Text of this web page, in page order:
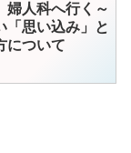
婦人科へ行く～
「思い込み」と
について